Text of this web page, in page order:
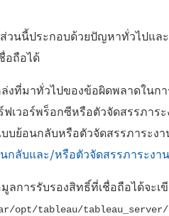
วนนี้ประกอบด้วยปัญหาทั่วไปแล
อถือได้
งที่มาทั่วไปของข้อผิดพลาดในก
ฟเวอร์พร็อกซีหรือตัวจัดสรรภาร
บย้อนกลับหรือตัวจัดสรรภาระง
กลับและ/หรือตัวจัดสรรภาระงาน
ลการรับรองสิทธิ์ที่เชื่อถือได้จะเ
opt/tableau/